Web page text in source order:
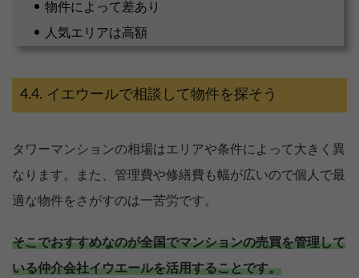
物件によって差あり
人気エリアは高額
イエウールで相談して物件を探そう
タワーマンションの相場はエリアや条件によって大きく異
なります。また、管理費や修繕費も幅が広いので個人で最
適な物件をさがすのは一苦労です。
そこでおすすめなのが全国でマンションの売買を管理して
いる仲介会社イウエールを活用することです。